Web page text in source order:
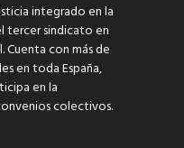
integrado en la
tercer sindicato en
con más de
en toda España,
en la
colectivos.